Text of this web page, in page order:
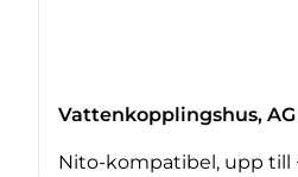
Vattenkopplingshus,
Nito-kompatibel, upp till